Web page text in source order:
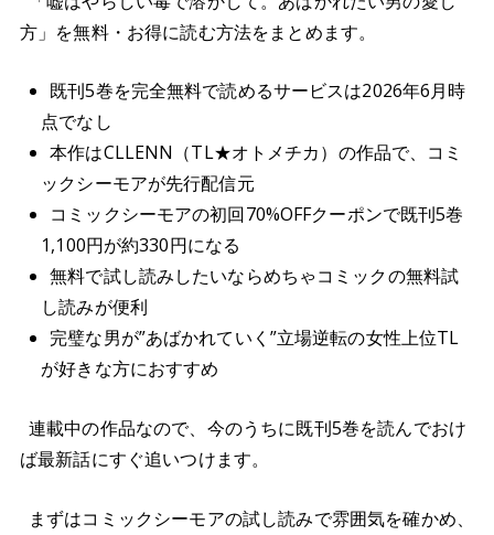
方」を無料・お得に読む方法をまとめます。
既刊5巻を完全無料で読めるサービスは2026年6月時
点でなし
本作はCLLENN（TL★オトメチカ）の作品で、コミ
ックシーモアが先行配信元
コミックシーモアの初回70%OFFクーポンで既刊5巻
1,100円が約330円になる
無料で試し読みしたいならめちゃコミックの無料試
し読みが便利
完璧な男が”あばかれていく”立場逆転の女性上位TL
が好きな方におすすめ
連載中の作品なので、今のうちに既刊5巻を読んでおけ
ば最新話にすぐ追いつけます。
まずはコミックシーモアの試し読みで雰囲気を確かめ、